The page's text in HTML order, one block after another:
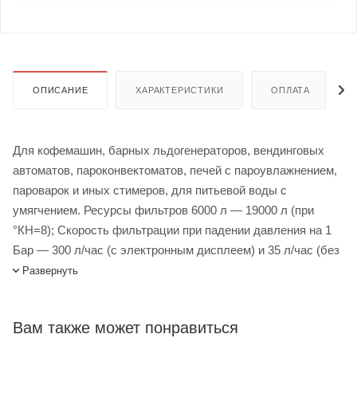
ОПИСАНИЕ ХАРАКТЕРИСТИКИ ОПЛАТА
Для кофемашин, барных льдогенераторов, вендинговых
автоматов, пароконвектоматов, печей с пароувлажнением,
пароварок и иных стимеров, для питьевой воды с
умягчением. Ресурсы фильтров 6000 л — 19000 л (при
°КН=8); Скорость фильтрации при падении давления на 1
Бар — 300 л/час (с электронным дисплеем) и 35 л/час (без
электронного дисплея); Рабочая температура воды от +4°С
Срок службы сменного картриджа — до истощения его
Развернуть
Вам также может понравиться